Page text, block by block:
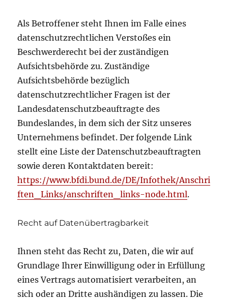
Als Betroffener steht Ihnen im Falle eines
datenschutzrechtlichen Verstoßes ein
Beschwerderecht bei der zuständigen
Aufsichtsbehörde zu. Zuständige
Aufsichtsbehörde bezüglich
datenschutzrechtlicher Fragen ist der
Landesdatenschutzbeauftragte des
Bundeslandes, in dem sich der Sitz unseres
Unternehmens befindet. Der folgende Link
stellt eine Liste der Datenschutzbeauftragten
sowie deren Kontaktdaten bereit:
https://www.bfdi.bund.de/DE/Infothek/Anschri
ften_Links/anschriften_links-node.html.
Recht auf Datenübertragbarkeit
Ihnen steht das Recht zu, Daten, die wir auf
Grundlage Ihrer Einwilligung oder in Erfüllung
eines Vertrags automatisiert verarbeiten, an
sich oder an Dritte aushändigen zu lassen. Die